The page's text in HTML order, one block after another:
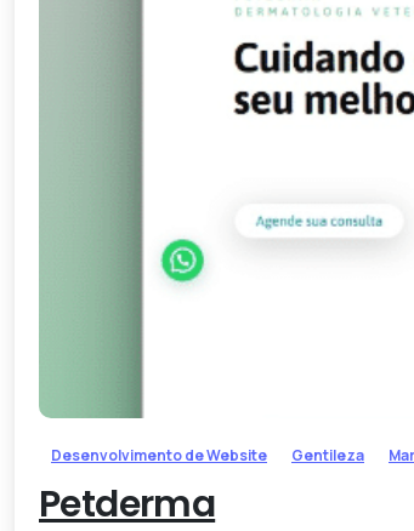
Desenvolvimento de Website Gentileza
Petderma